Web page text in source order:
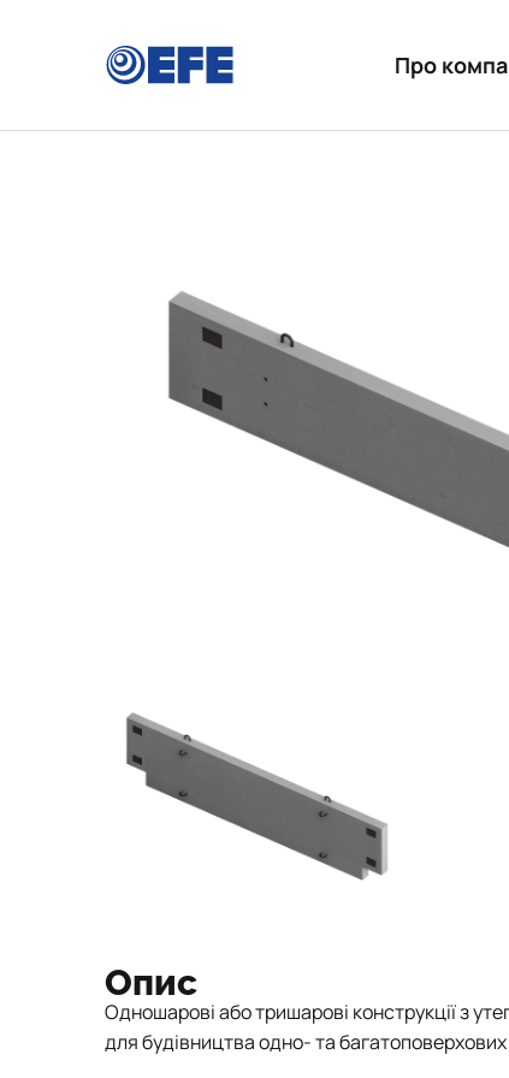
Про
Опис
Одношарові або тришарові конструкції з
для будівництва одно- та